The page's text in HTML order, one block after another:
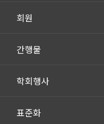
회원
간행물
학회행사
표준화